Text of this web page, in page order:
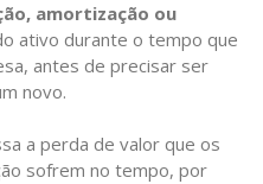
amortização ou
ativo durante o tempo que
antes de precisar ser
novo.
a perda de valor que os
sofrem no tempo, por